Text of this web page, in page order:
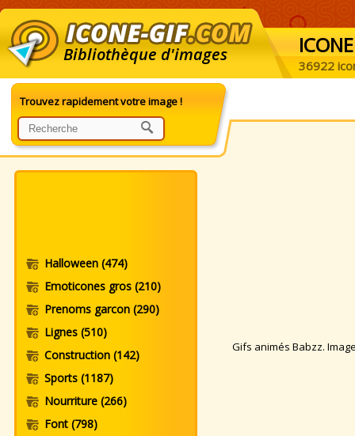
Bibliothèque d'images ICONE
36922
Trouvez rapidement votre image !
Halloween (474)
Emoticones gros (210)
Prenoms garcon (290)
Lignes (510)
Construction (142)
Sports (1187)
Nourriture (266)
Font (798)
Gifs animés Babzz.